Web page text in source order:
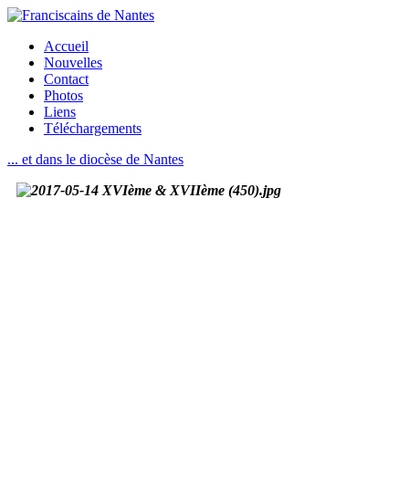
Accueil
Nouvelles
Contact
Photos
Liens
Téléchargements
... et dans le diocèse de Nantes